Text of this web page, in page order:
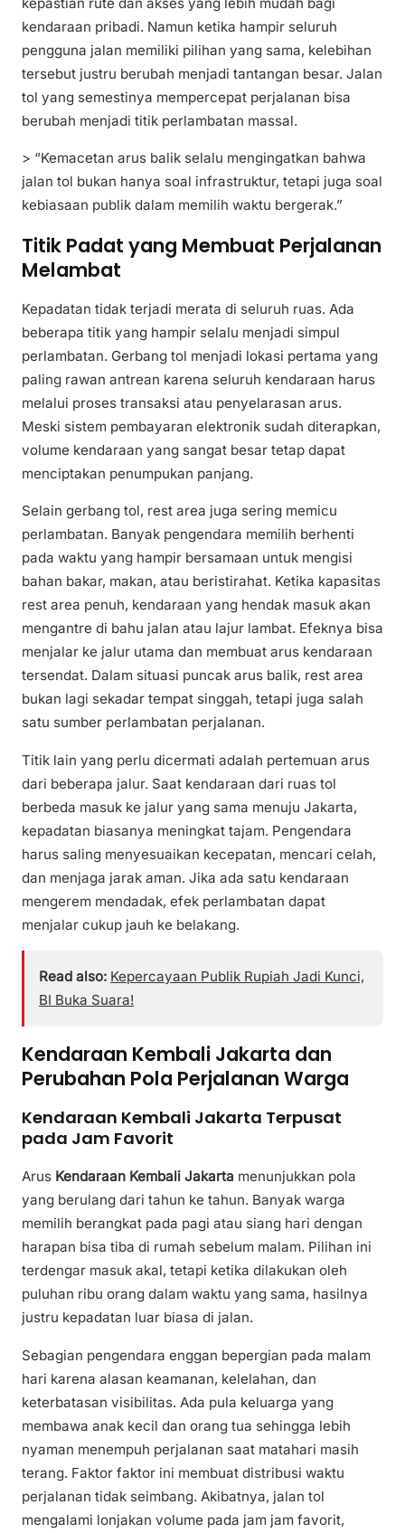
kendaraan pribadi. Namun ketika hampir seluruh
pengguna jalan memiliki pilihan yang sama, kelebihan
tersebut justru berubah menjadi tantangan besar. Jalan
tol yang semestinya mempercepat perjalanan bisa
berubah menjadi titik perlambatan massal.
> “Kemacetan arus balik selalu mengingatkan bahwa
jalan tol bukan hanya soal infrastruktur, tetapi juga soal
kebiasaan publik dalam memilih waktu bergerak.”
Titik Padat yang Membuat Perjalanan
Melambat
Kepadatan tidak terjadi merata di seluruh ruas. Ada
beberapa titik yang hampir selalu menjadi simpul
perlambatan. Gerbang tol menjadi lokasi pertama yang
paling rawan antrean karena seluruh kendaraan harus
melalui proses transaksi atau penyelarasan arus.
Meski sistem pembayaran elektronik sudah diterapkan,
volume kendaraan yang sangat besar tetap dapat
menciptakan penumpukan panjang.
Selain gerbang tol, rest area juga sering memicu
perlambatan. Banyak pengendara memilih berhenti
pada waktu yang hampir bersamaan untuk mengisi
bahan bakar, makan, atau beristirahat. Ketika kapasitas
rest area penuh, kendaraan yang hendak masuk akan
mengantre di bahu jalan atau lajur lambat. Efeknya bisa
menjalar ke jalur utama dan membuat arus kendaraan
tersendat. Dalam situasi puncak arus balik, rest area
bukan lagi sekadar tempat singgah, tetapi juga salah
satu sumber perlambatan perjalanan.
Titik lain yang perlu dicermati adalah pertemuan arus
dari beberapa jalur. Saat kendaraan dari ruas tol
berbeda masuk ke jalur yang sama menuju Jakarta,
kepadatan biasanya meningkat tajam. Pengendara
harus saling menyesuaikan kecepatan, mencari celah,
dan menjaga jarak aman. Jika ada satu kendaraan
mengerem mendadak, efek perlambatan dapat
menjalar cukup jauh ke belakang.
Read also: Kepercayaan Publik Rupiah Jadi Kunci,
BI Buka Suara!
Kendaraan Kembali Jakarta dan
Perubahan Pola Perjalanan Warga
Kendaraan Kembali Jakarta Terpusat
pada Jam Favorit
Arus Kendaraan Kembali Jakarta menunjukkan pola
yang berulang dari tahun ke tahun. Banyak warga
memilih berangkat pada pagi atau siang hari dengan
harapan bisa tiba di rumah sebelum malam. Pilihan ini
terdengar masuk akal, tetapi ketika dilakukan oleh
puluhan ribu orang dalam waktu yang sama, hasilnya
justru kepadatan luar biasa di jalan.
Sebagian pengendara enggan bepergian pada malam
hari karena alasan keamanan, kelelahan, dan
keterbatasan visibilitas. Ada pula keluarga yang
membawa anak kecil dan orang tua sehingga lebih
nyaman menempuh perjalanan saat matahari masih
terang. Faktor faktor ini membuat distribusi waktu
perjalanan tidak seimbang. Akibatnya, jalan tol
mengalami lonjakan volume pada jam jam favorit,